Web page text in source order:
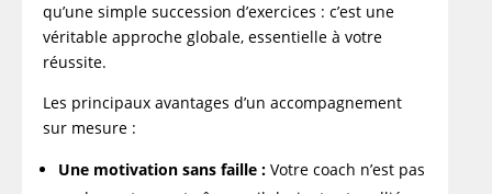
qu’une simple succession d’exercices : c’est une
véritable approche globale, essentielle à votre
réussite.
Les principaux avantages d’un accompagnement
sur mesure :
Une motivation sans faille : Votre coach n’est pas